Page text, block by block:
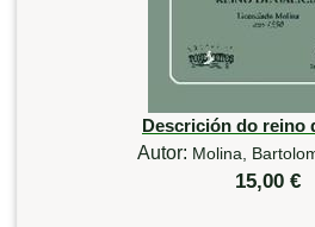
Descrición do reino
Autor: Molina,
15,00 €